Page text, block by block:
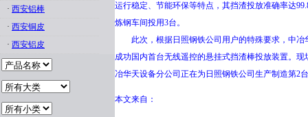
· 西安铝棒
· 西安铜皮
· 西安铝皮
运行稳定、节能环保等特点，其挡渣投放准确率达
炼钢车间投用3台。
此次，根据日照钢铁公司用户的特殊要求，中冶
成功国内首台无线遥控的悬挂式挡渣棒投放装置。
冶华天设备分公司正在为日照钢铁公司生产制造第2
本文来自：